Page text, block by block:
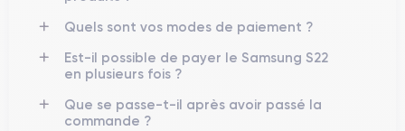
Disponible en plusieurs coloris (Phantom Black, Phantom
White, Green, Pink Gold), le Galaxy S22 bénéficie d’une
certificationIP68contre l’eau et la poussière. Les matériaux
Quels sont vos modes de paiement ?
Est-il possible de payer le Samsung S22
en plusieurs fois ?
Que se passe-t-il après avoir passé la
commande ?